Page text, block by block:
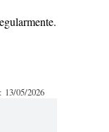
13/05/2026